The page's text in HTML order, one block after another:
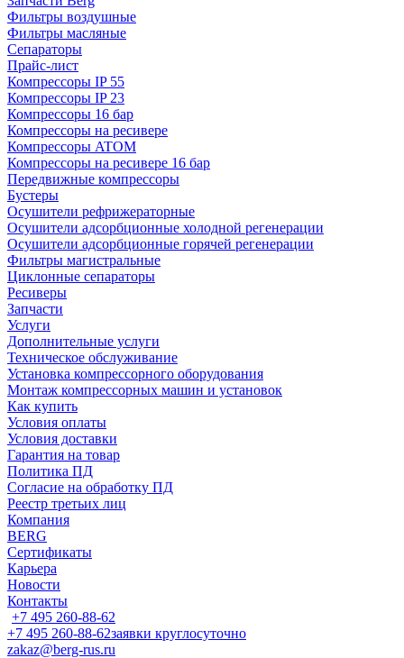
Фильтры воздушные
Фильтры масляные
Сепараторы
Прайс-лист
Компрессоры IP 55
Компрессоры IP 23
Компрессоры 16 бар
Компрессоры на ресивере
Компрессоры ATOM
Компрессоры на ресивере 16 бар
Передвижные компрессоры
Бустеры
Осушители рефрижераторные
Осушители адсорбционные холодной регенерации
Осушители адсорбционные горячей регенерации
Фильтры магистральные
Циклонные сепараторы
Ресиверы
Запчасти
Услуги
Дополнительные услуги
Техническое обслуживание
Установка компрессорного оборудования
Монтаж компрессорных машин и установок
Как купить
Условия оплаты
Условия доставки
Гарантия на товар
Политика ПД
Согласие на обработку ПД
Реестр третьих лиц
Компания
BERG
Сертификаты
Карьера
Новости
Контакты
+7 495 260-88-62
+7 495 260-88-62заявки круглосуточно
zakaz@berg-rus.ru